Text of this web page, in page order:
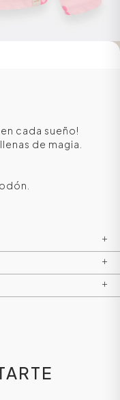
cada sueño!
de magia.
+
+
+